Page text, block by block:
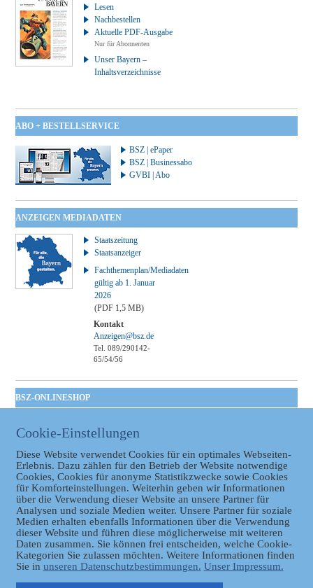
Lesen
Nachbestellen
Aktuelle PDF-Ausgabe
Nur für Abonnenten
Unser Bayern –
Inhaltsverzeichnisse
ABO + BESTELLSERVICE
BSZ | ePaper
BSZ | Businessabo
GVBI | Abo
ANZEIGEN MEDIADATEN
Staatszeitung
Staatsanzeiger
Fachthemenplan/Mediadaten
gültig ab 1. Januar
2026
(PDF 1,5 MB)
Kontakt
Anzeigen@bsz.de
Tel. 089/290142-
65/54/56
BSZ-ONLINESHOP
Taschenbuch
Datenschutz
Cookie-Einstellungen
Diese Website verwendet Cookies für ein optimales Webseiten-
Erlebnis. Dazu zählen für den Betrieb der Website notwendige
Cookies, Cookies für anonyme Statistikzwecke sowie Cookies
für Komforteinstellungen. Weiterhin geben wir Informationen
über die Verwendung dieser Website an unsere Partner für
Analysen und soziale Medien weiter. Unsere Partner für soziale
Medien erhalten ebenfalls Informationen über die Verwendung
dieser Website und führen diese möglicherweise mit weiteren
Daten zusammen. Sie können frei entscheiden, welche Cookie-
Kategorien Sie zulassen möchten. Weitere Informationen finden
Sie in unseren Datenschutzbestimmungen. Unser Impressum.